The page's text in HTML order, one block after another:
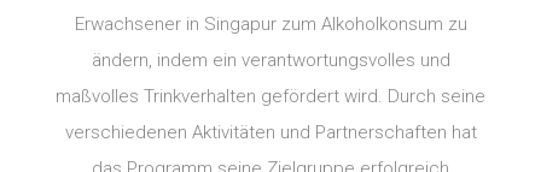
Erwachsener in Singapur zum Alkoholkonsum zu
ändern, indem ein verantwortungsvolles und
maßvolles Trinkverhalten gefördert wird. Durch seine
verschiedenen Aktivitäten und Partnerschaften hat